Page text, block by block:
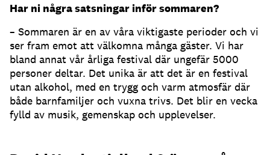
Har ni några satsningar inför sommaren?
– Sommaren är en av våra viktigaste perioder och vi
ser fram emot att välkomna många gäster. Vi har
bland annat vår årliga festival där ungefär 5000
personer deltar. Det unika är att det är en festival
utan alkohol, med en trygg och varm atmosfär där
både barnfamiljer och vuxna trivs. Det blir en vecka
fylld av musik, gemenskap och upplevelser.